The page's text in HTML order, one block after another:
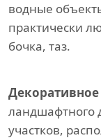
водные
практически
бочка, таз.
ландшафтного
участков,